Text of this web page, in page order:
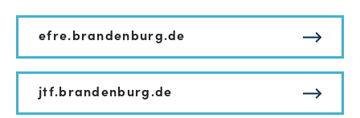
efre.brandenburg.de
jtf.brandenburg.de